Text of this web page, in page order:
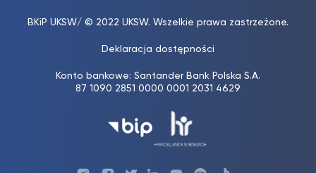
BKiP UKSW/ © 2022 UKSW. Wszelkie prawa zastrzeżone.
Deklaracja dostępności
Konto bankowe: Santander Bank Polska S.A.
87 1090 2851 0000 0001 2031 4629